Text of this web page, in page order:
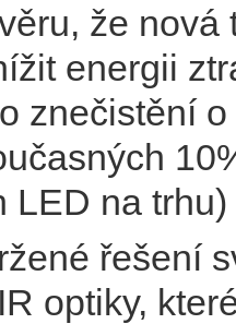
že nová
energii
znečistění o
LED na
řešení
optiky,